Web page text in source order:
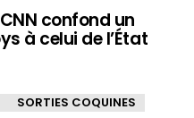
confond un
à celui de l’État
SORTIES COQUINES